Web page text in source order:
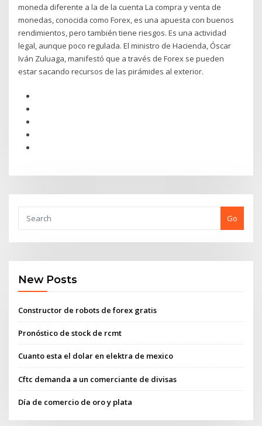
moneda diferente a la de la cuenta La compra y venta de
monedas, conocida como Forex, es una apuesta con buenos
rendimientos, pero también tiene riesgos. Es una actividad
legal, aunque poco regulada. El ministro de Hacienda, Óscar
Iván Zuluaga, manifestó que a través de Forex se pueden
estar sacando recursos de las pirámides al exterior.
Go
New Posts
Constructor de robots de forex gratis
Pronóstico de stock de rcmt
Cuanto esta el dolar en elektra de mexico
Cftc demanda a un comerciante de divisas
Día de comercio de oro y plata